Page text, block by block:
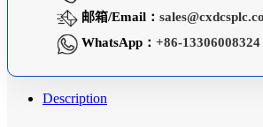
邮箱/Email：
WhatsApp： +86-13306008324
Description